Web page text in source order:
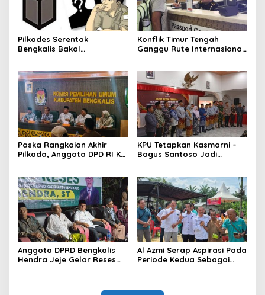
Pilkades Serentak
Bengkalis Bakal
Konflik Timur Tengah
Ganggu Rute Internasional,
Paska Rangkaian Akhir
Pilkada, Anggota DPD RI KH
KPU Tetapkan Kasmarni –
Bagus Santoso Jadi
Anggota DPRD Bengkalis
Hendra Jeje Gelar Reses
Al Azmi Serap Aspirasi Pada
Periode Kedua Sebagai